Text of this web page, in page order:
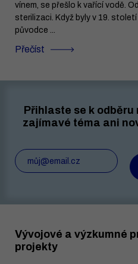
vínem, se přešlo k vařící vodě.
sterilizaci. Když byly v 19.
původce ...
Přečíst
Přihlaste se k
zajímavé téma ani
Vývojové a výzkumné
projekty